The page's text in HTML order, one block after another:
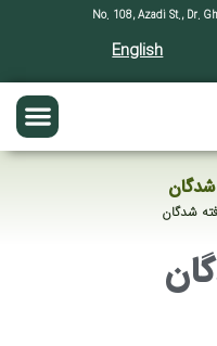
No. 108, Azadi St., Dr.
English
شدگان
شدگان